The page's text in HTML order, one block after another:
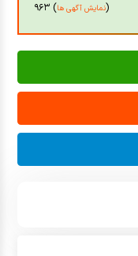
(نمایش آگهی ها) ۹۶۳